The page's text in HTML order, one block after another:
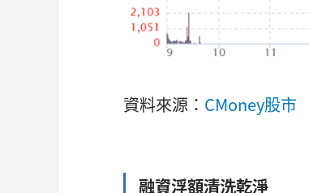
資料來源： CMoney股市
融資浮額清洗乾淨